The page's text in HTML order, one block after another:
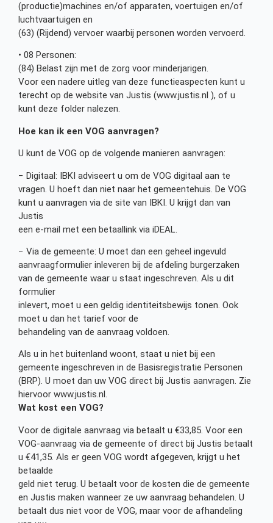
(productie)machines en/of apparaten, voertuigen en/of
luchtvaartuigen en
(63) (Rijdend) vervoer waarbij personen worden vervoerd.
• 08 Personen:
(84) Belast zijn met de zorg voor minderjarigen.
Voor een nadere uitleg van deze functieaspecten kunt u
terecht op de website van Justis (www.justis.nl ), of u
kunt deze folder nalezen.
Hoe kan ik een VOG aanvragen?
U kunt de VOG op de volgende manieren aanvragen:
− Digitaal: IBKI adviseert u om de VOG digitaal aan te
vragen. U hoeft dan niet naar het gemeentehuis. De VOG
kunt u aanvragen via de site van IBKI. U krijgt dan van
Justis
een e-mail met een betaallink via iDEAL.
− Via de gemeente: U moet dan een geheel ingevuld
aanvraagformulier inleveren bij de afdeling burgerzaken
van de gemeente waar u staat ingeschreven. Als u dit
formulier
inlevert, moet u een geldig identiteitsbewijs tonen. Ook
moet u dan het tarief voor de
behandeling van de aanvraag voldoen.
Als u in het buitenland woont, staat u niet bij een
gemeente ingeschreven in de Basisregistratie Personen
(BRP). U moet dan uw VOG direct bij Justis aanvragen. Zie
hiervoor www.justis.nl.
Wat kost een VOG?
Voor de digitale aanvraag via betaalt u €33,85. Voor een
VOG-aanvraag via de gemeente of direct bij Justis betaalt
u €41,35. Als er geen VOG wordt afgegeven, krijgt u het
betaalde
geld niet terug. U betaalt voor de kosten die de gemeente
en Justis maken wanneer ze uw aanvraag behandelen. U
betaalt dus niet voor de VOG, maar voor de afhandeling